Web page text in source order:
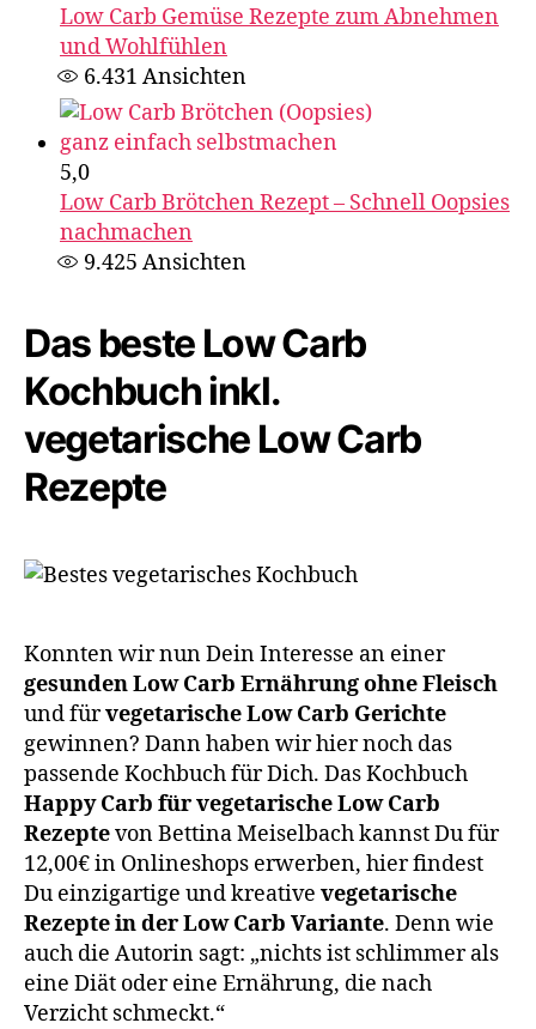
Low Carb Gemüse Rezepte zum Abnehmen
und Wohlfühlen
6.431 Ansichten
5,0
Low Carb Brötchen Rezept – Schnell Oopsies
nachmachen
9.425 Ansichten
Das beste Low Carb
Kochbuch inkl.
vegetarische Low Carb
Rezepte​
Konnten wir nun Dein Interesse an einer
gesunden Low Carb Ernährung ohne Fleisch
und fürvegetarische Low Carb Gerichte
gewinnen? Dann haben wir hier noch das
passende Kochbuch für Dich. Das Kochbuch
Happy Carb für vegetarische Low Carb
Rezeptevon Bettina Meiselbach kannst Du für
12,00€ in Onlineshops erwerben, hier findest
Du einzigartige und kreative vegetarische
Rezepte in der Low Carb Variante. Denn wie
auch die Autorin sagt: „nichts ist schlimmer als
eine Diät oder eine Ernährung, die nach
Verzicht schmeckt.“